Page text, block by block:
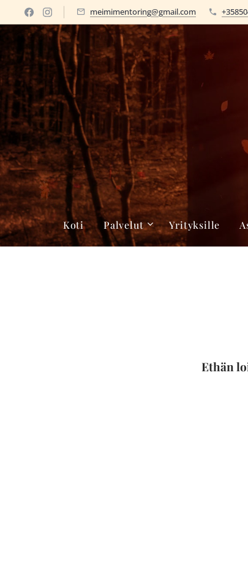
meimimentoring@gmail.com
Koti Palvelut Yrityksille
Ethän